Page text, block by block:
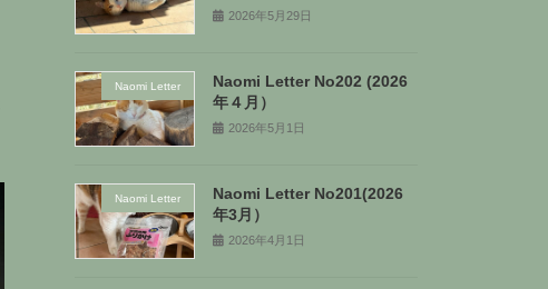
2026年5月29日
Naomi Letter
Naomi Letter No202 (2026
年４月）
2026年5月1日
Naomi Letter
Naomi Letter No201(2026
年3月）
2026年4月1日